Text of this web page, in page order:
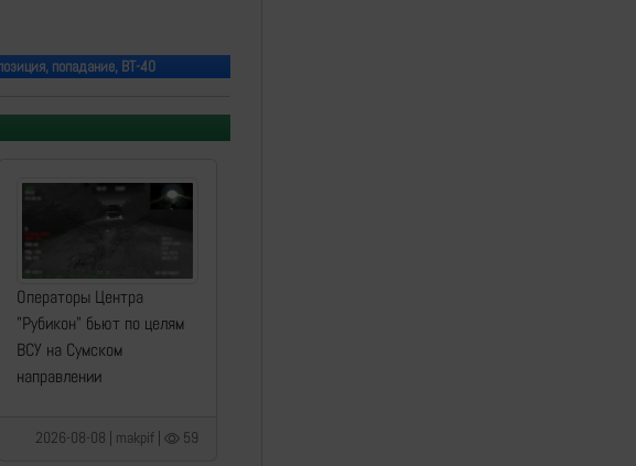
попадание, ВТ-40
Операторы Центра
"Рубикон" бьют по целям
ВСУ на Сумском
направлении
2026-08-08 | makpif | 59